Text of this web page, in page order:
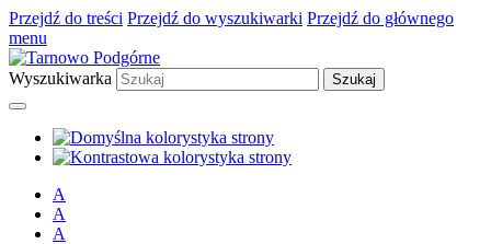
Przejdź do treści Przejdź do wyszukiwarki Przejdź do głównego
menu
Wyszukiwarka
A
A
A